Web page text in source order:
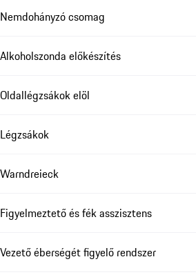
Nemdohányzó csomag
Alkoholszonda előkészítés
Oldallégzsákok elöl
Légzsákok
Warndreieck
Figyelmeztető és fék asszisztens
Vezető éberségét figyelő rendszer